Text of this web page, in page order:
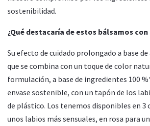
sostenibilidad.
¿Qué destacaría de estos bálsamos
Su efecto de cuidado prolongado a base
que se combina con un toque de color
formulación, a base de ingredientes 100
envase sostenible, con un tapón de los
de plástico. Los tenemos disponibles en 3
unos labios más sensuales, en rosa para